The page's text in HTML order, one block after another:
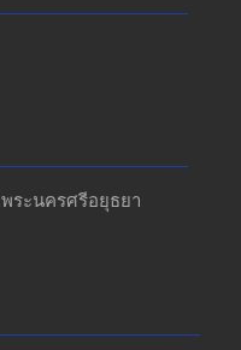
ระนครศรีอยุธยา​